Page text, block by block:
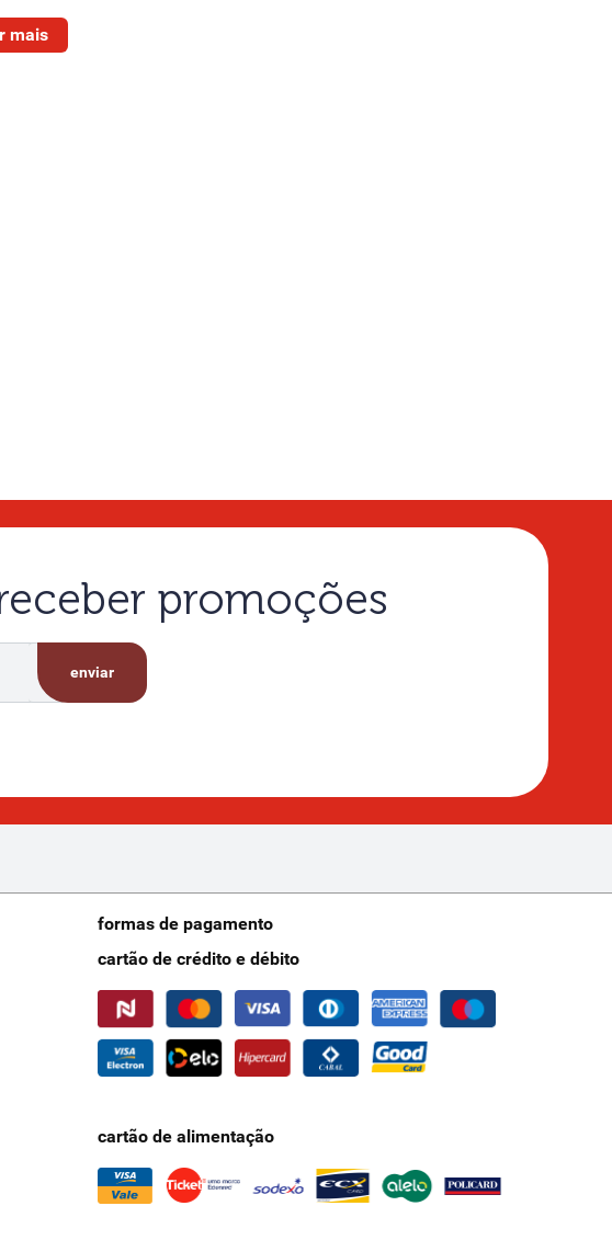
promoções
enviar
formas de pagamento
cartão de crédito e débito
cartão de alimentação